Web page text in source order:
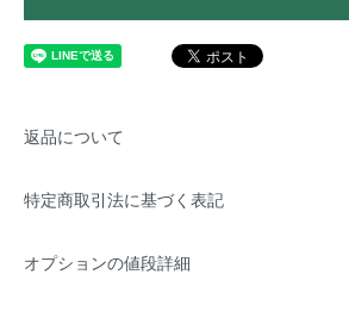
返品について
特定商取引法に基づく表記
オプションの値段詳細